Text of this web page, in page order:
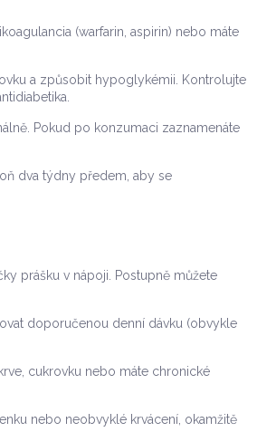
(warfarin, aspirin) nebo máte
a způsobit hypoglykémii. Kontrolujte
Pokud po konzumaci zaznamenáte
dva týdny předem, aby se
prášku v nápoji. Postupně můžete
doporučenou denní dávku (obvykle
cukrovku nebo máte chronické
nebo neobvyklé krvácení, okamžitě